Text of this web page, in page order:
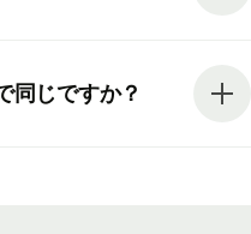
同じですか？